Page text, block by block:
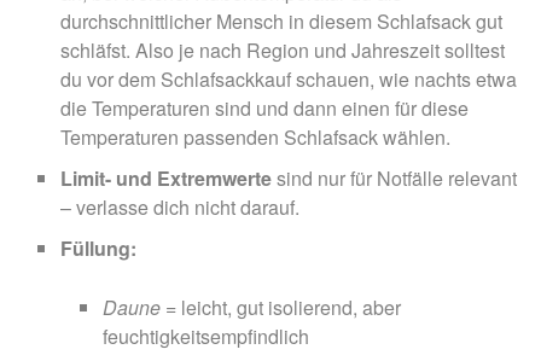
durchschnittlicher Mensch in diesem Schlafsack gut
schläfst. Also je nach Region und Jahreszeit solltest
du vor dem Schlafsackkauf schauen, wie nachts etwa
die Temperaturen sind und dann einen für diese
Temperaturen passenden Schlafsack wählen.
Limit- und Extremwertesind nur für Notfälle relevant
– verlasse dich nicht darauf.
Füllung:
Daune = leicht, gut isolierend, aber
feuchtigkeitsempfindlich